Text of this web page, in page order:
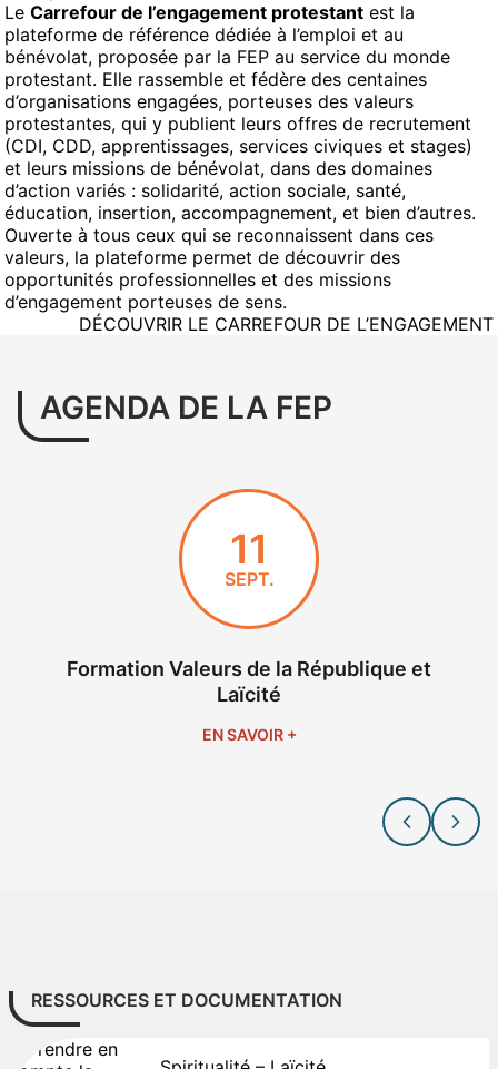
Le Carrefour de l’engagement protestant est la
plateforme de référence dédiée à l’emploi et au
bénévolat, proposée par la FEP au service du monde
protestant. Elle rassemble et fédère des centaines
d’organisations engagées, porteuses des valeurs
protestantes, qui y publient leurs offres de recrutement
(CDI, CDD, apprentissages, services civiques et stages)
et leurs missions de bénévolat, dans des domaines
d’action variés : solidarité, action sociale, santé,
éducation, insertion, accompagnement, et bien d’autres.
Ouverte à tous ceux qui se reconnaissent dans ces
valeurs, la plateforme permet de découvrir des
opportunités professionnelles et des missions
d’engagement porteuses de sens.
DÉCOUVRIR LE CARREFOUR DE L’ENGAGEMENT
AGENDA DE LA FEP
11
SEPT.
Formation Valeurs de la République et
Laïcité
EN SAVOIR +
RESSOURCES ET DOCUMENTATION